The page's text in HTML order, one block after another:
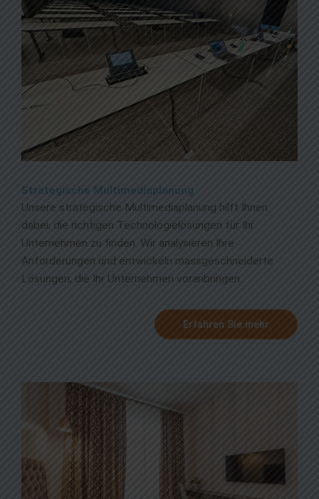
Strategische Multimediaplanung
Unsere strategische Multimediaplanung hilft Ihnen
dabei, die richtigen Technologielösungen für Ihr
Unternehmen zu finden. Wir analysieren Ihre
Anforderungen und entwickeln massgeschneiderte
Lösungen, die Ihr Unternehmen voranbringen.
Erfahren Sie mehr